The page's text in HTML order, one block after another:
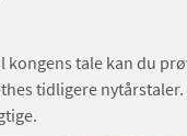
kongens tale kan du
tidligere